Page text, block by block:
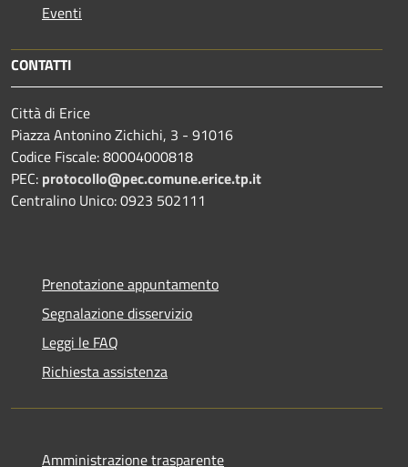
Eventi
CONTATTI
Città di Erice
Piazza Antonino Zichichi, 3 - 91016
Codice Fiscale: 80004000818
PEC: protocollo@pec.comune.erice.tp.it
Centralino Unico: 0923 502111
Prenotazione appuntamento
Segnalazione disservizio
Leggi le FAQ
Richiesta assistenza
Amministrazione trasparente